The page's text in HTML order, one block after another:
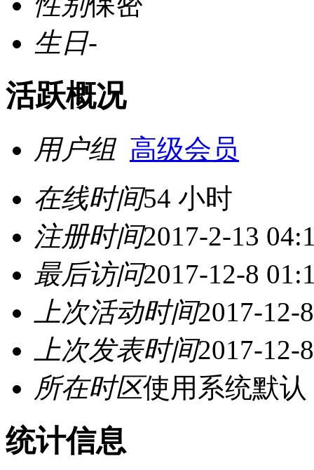
生日-
活跃概况
用户组 高级会员
在线时间54 小时
注册时间2017-2-13
最后访问2017-12-8
上次活动时间2017-12-
上次发表时间2017-12-
所在时区使用系统默认
统计信息